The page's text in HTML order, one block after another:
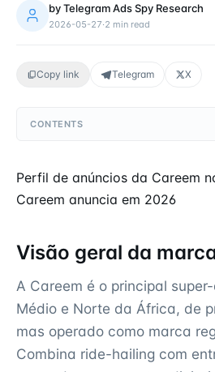
byTelegram Ads Spy Research
2026-05-27·2 min read
Copy link Telegram X
CONTENTS
Perfil de anúncios da Careem
Careem anuncia em 2026
Visão geral da
A Careem é o principal
Médio e Norte da África, de
mas operado como marca
Combina ride-hailing com